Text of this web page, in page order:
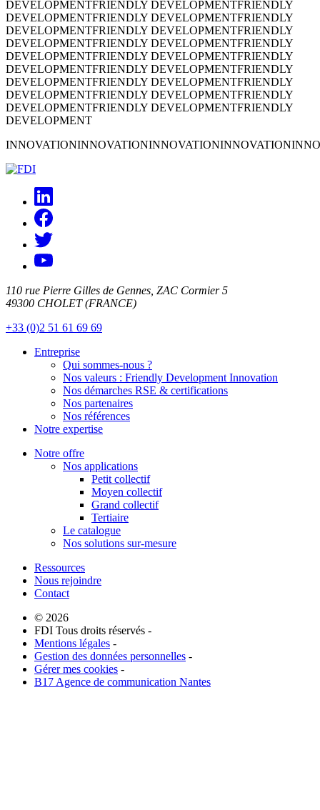
DEVELOPMENTFRIENDLY DEVELOPMENTFRIENDLY
DEVELOPMENTFRIENDLY DEVELOPMENTFRIENDLY
DEVELOPMENTFRIENDLY DEVELOPMENTFRIENDLY
DEVELOPMENTFRIENDLY DEVELOPMENTFRIENDLY
DEVELOPMENTFRIENDLY DEVELOPMENTFRIENDLY
DEVELOPMENTFRIENDLY DEVELOPMENTFRIENDLY
DEVELOPMENTFRIENDLY DEVELOPMENTFRIENDLY
DEVELOPMENTFRIENDLY DEVELOPMENTFRIENDLY
DEVELOPMENTFRIENDLY DEVELOPMENTFRIENDLY
DEVELOPMENT
INNOVATIONINNOVATIONINNOVATIONINNOVATION
110 rue Pierre Gilles de Gennes, ZAC Cormier 5
49300 CHOLET (FRANCE)
+33 (0)2 51 61 69 69
Entreprise
Qui sommes-nous ?
Nos valeurs : Friendly Development Innovation
Nos démarches RSE & certifications
Nos partenaires
Nos références
Notre expertise
Notre offre
Nos applications
Petit collectif
Moyen collectif
Grand collectif
Tertiaire
Le catalogue
Nos solutions sur-mesure
Ressources
Nous rejoindre
Contact
© 2026
FDI Tous droits réservés -
Mentions légales -
Gestion des données personnelles -
Gérer mes cookies -
B17 Agence de communication Nantes